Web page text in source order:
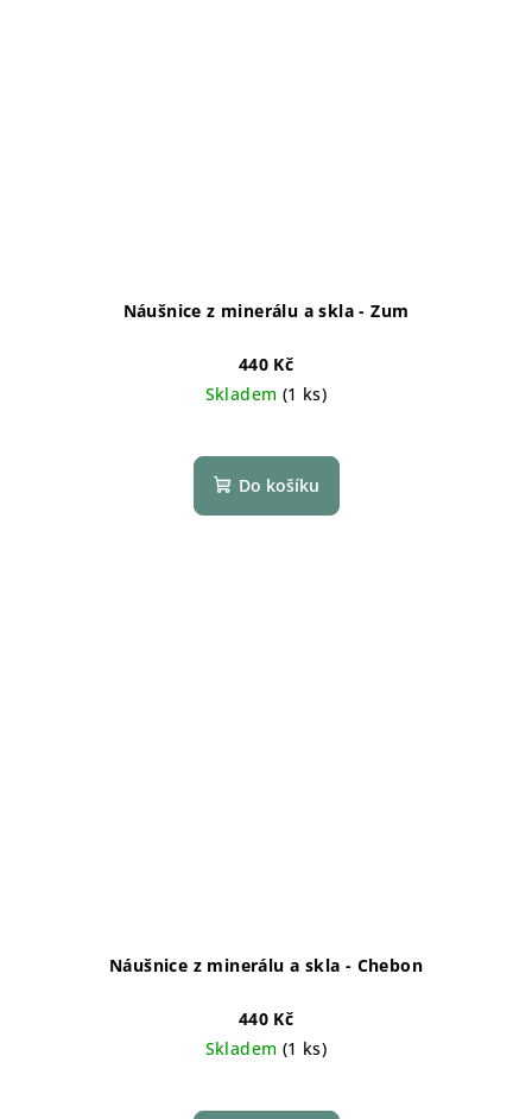
Náušnice z minerálu a skla - Zum
440 Kč
Skladem (1 ks)
Do košíku
Náušnice z minerálu a skla - Chebon
440 Kč
Skladem (1 ks)